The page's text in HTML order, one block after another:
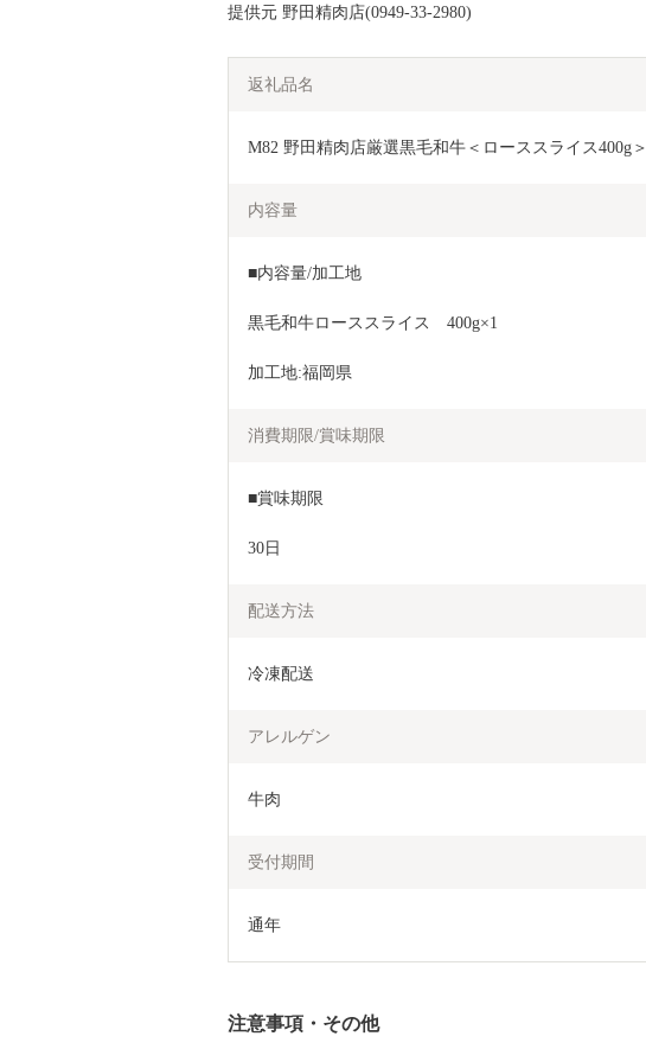
提供元 野田精肉店(0949-33-2980)
返礼品名
M82 野田精肉店厳選黒毛和牛＜ローススライス400g＞
内容量
■内容量/加工地
黒毛和牛ローススライス　400g×1
加工地:福岡県
消費期限/賞味期限
■賞味期限
30日
配送方法
冷凍配送
アレルゲン
牛肉
受付期間
通年
注意事項・その他